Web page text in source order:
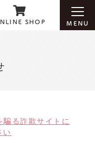
SHOP MENU
騙る詐欺サイトに
い